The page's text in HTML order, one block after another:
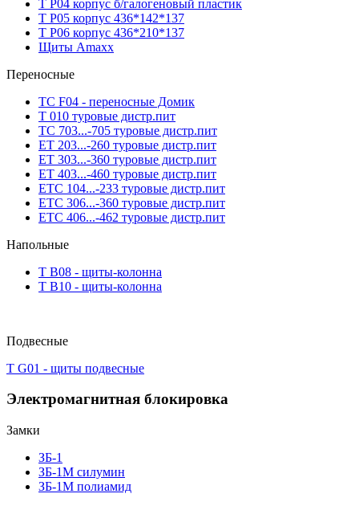
T P04 корпус б/галогеновый пластик
T P05 корпус 436*142*137
T P06 корпус 436*210*137
Щиты Amaxx
Переносные
TC F04 - переносные Домик
T 010 туровые дистр.пит
TC 703...-705 туровые дистр.пит
ET 203...-260 туровые дистр.пит
ET 303...-360 туровые дистр.пит
ET 403...-460 туровые дистр.пит
ETC 104...-233 туровые дистр.пит
ETC 306...-360 туровые дистр.пит
ETC 406...-462 туровые дистр.пит
Напольные
T B08 - щиты-колонна
T B10 - щиты-колонна
Подвесные
T G01 - щиты подвесные
Электромагнитная блокировка
Замки
ЗБ-1
ЗБ-1М силумин
ЗБ-1М полиамид